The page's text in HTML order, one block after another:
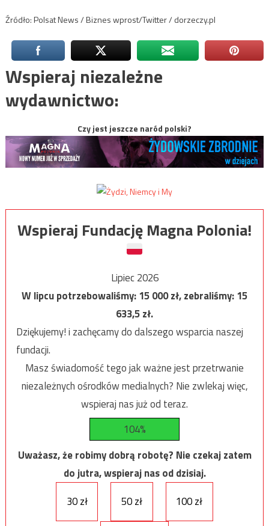
Źródło: Polsat News / Biznes wprost/Twitter / dorzeczy.pl
Wspieraj niezależne
wydawnictwo:
Czy jest jeszcze naród polski?
Wspieraj Fundację Magna Polonia!
Lipiec 2026
W lipcu potrzebowaliśmy:15 000zł, zebraliśmy:15
633,5zł.
Dziękujemy! i zachęcamy do dalszego wsparcia naszej
fundacji.
Masz świadomość tego jak ważne jest przetrwanie
niezależnych ośrodków medialnych? Nie zwlekaj więc,
wspieraj nas już od teraz.
104%
Uważasz, że robimy dobrą robotę? Nie czekaj zatem
do jutra, wspieraj nas od dzisiaj.
30 zł
50 zł 100 zł